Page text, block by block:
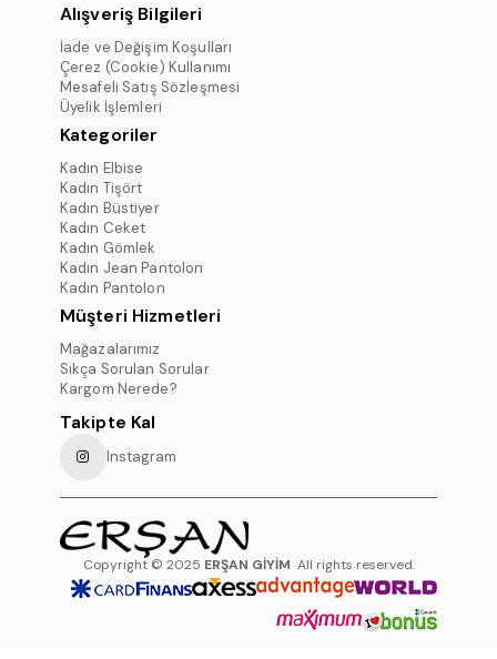
Alışveriş Bilgileri
İade ve Değişim Koşulları
Çerez (Cookie) Kullanımı
Mesafeli Satış Sözleşmesi
Üyelik İşlemleri
Kategoriler
Kadın Elbise
Kadın Tişört
Kadın Büstiyer
Kadın Ceket
Kadın Gömlek
Kadın Jean Pantolon
Kadın Pantolon
Müşteri Hizmetleri
Mağazalarımız
Sıkça Sorulan Sorular
Kargom Nerede?
Takipte Kal
Instagram
Copyright © 2025 ERŞAN GİYİM All rights reserved.